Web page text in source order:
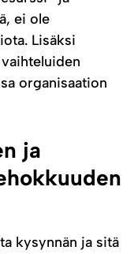
ei ole
Lisäksi
organisaation
ja
kysynnän ja sitä